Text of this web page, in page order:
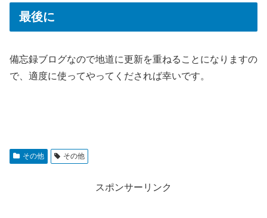
最後に
備忘録ブログなので地道に更新を重ねることになりますの
で、適度に使ってやってくだされば幸いです。
その他 その他
スポンサーリンク